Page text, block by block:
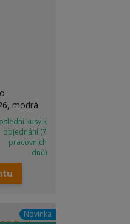
modrá
kusy k
objednání (7
pracovních
dnů)
Novinka